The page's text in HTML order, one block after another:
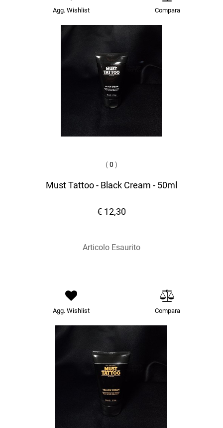
Agg. Wishlist Compara
(0 )
Must Tattoo - Black Cream - 50ml
€ 12,30
Articolo Esaurito
Agg. Wishlist Compara